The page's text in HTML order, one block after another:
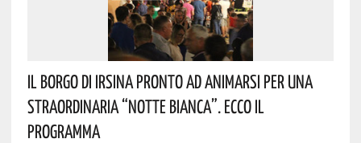
Il Borgo Di Irsina Pronto Ad Animarsi Per Una
Straordinaria “Notte Bianca”. Ecco Il
Programma